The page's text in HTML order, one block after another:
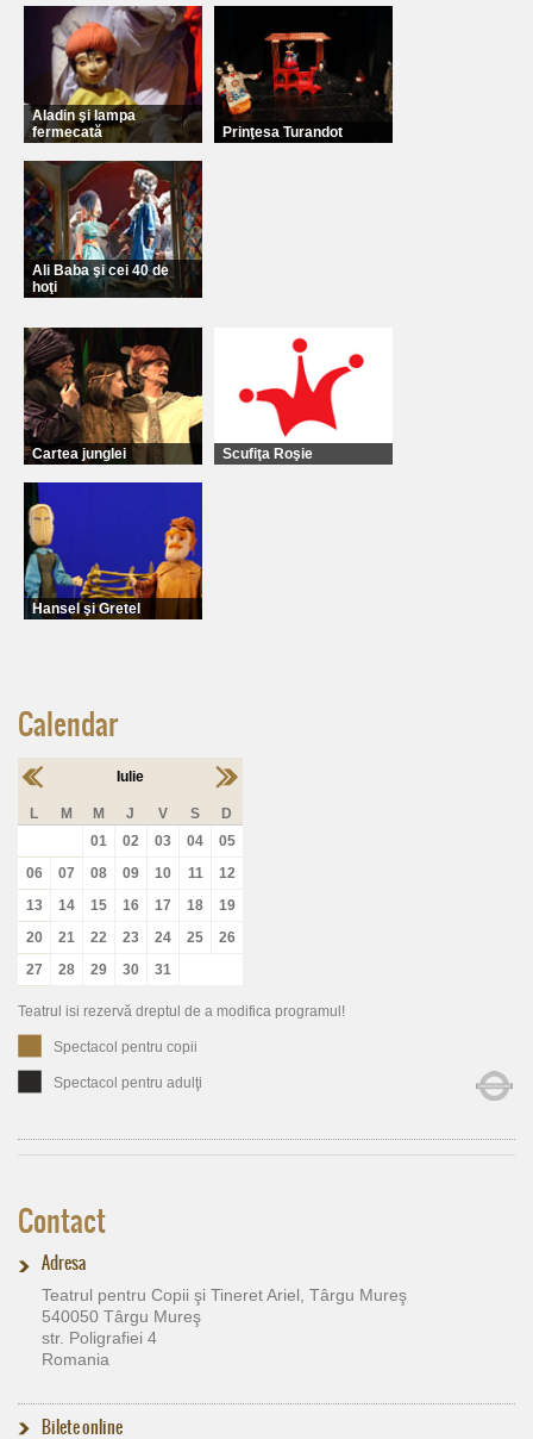
Calendar
Iulie
L M M J V S
D
01
02 03 04
05
06
07 08 09 10 11
12
13
14 15 16 17 18
19
20
21 22 23 24 25
26
27
28 29 30 31
Teatrul isi rezervă dreptul de a modifica programul!
Spectacol pentru copii
Spectacol pentru adulţi
Aladin şi lampa
fermecată
Prinţesa Turandot
Ali Baba şi cei 40 de
hoţi
Cartea junglei Scufiţa Roşie
Hansel şi Gretel
Contact
Adresa
Teatrul pentru Copii şi Tineret Ariel, Târgu Mureş
540050 Târgu Mureş
str. Poligrafiei 4
Romania
Bilete online